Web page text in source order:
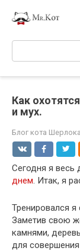
Поиск:
Как
и мух.
Блог кота Шерлока
Сегодня я весь
днем. Итак, я
Тренировался я
Заметив свою
камнями,
для